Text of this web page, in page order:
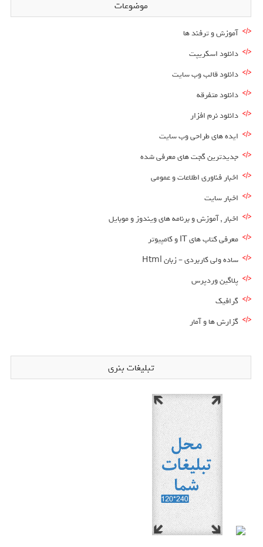
موضوعات
آموزش و ترفند ها
دانلود اسکریپت
دانلود قالب وب سایت
دانلود متفرقه
دانلود نرم افزار
ایده های طراحی وب سایت
جدیدترین گجت های معرفی شده
اخبار فناوری اطلاعات و عمومی
اخبار سایت
اخبار , آموزش و برنامه های ویندوز و موبایل
معرفی کتاب های IT و کامپیوتر
ساده ولی کاربردی – زبان Html
پلاگین وردپرس
گرافیک
گزارش ها و آمار
تبلیغات بنری